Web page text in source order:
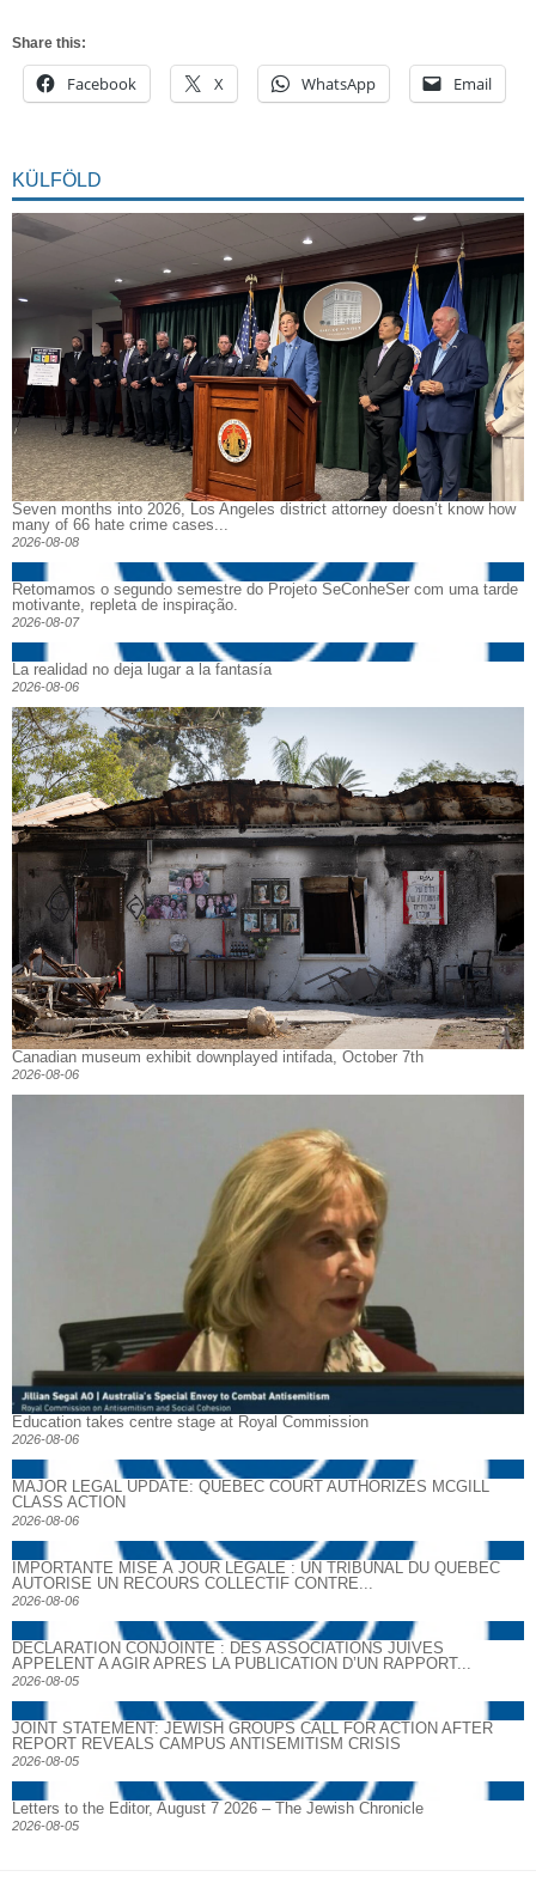
Share this:
Facebook X WhatsApp Email
KÜLFÖLD
Seven months into 2026, Los Angeles district attorney doesn’t know how
many of 66 hate crime cases...
2026-08-08
Retomamos o segundo semestre do Projeto SeConheSer com uma tarde
motivante, repleta de inspiração.
2026-08-07
La realidad no deja lugar a la fantasía
2026-08-06
Canadian museum exhibit downplayed intifada, October 7th
2026-08-06
Education takes centre stage at Royal Commission
2026-08-06
MAJOR LEGAL UPDATE: QUEBEC COURT AUTHORIZES MCGILL
CLASS ACTION
2026-08-06
IMPORTANTE MISE À JOUR LÉGALE : UN TRIBUNAL DU QUÉBEC
AUTORISE UN RECOURS COLLECTIF CONTRE...
2026-08-06
DECLARATION CONJOINTE : DES ASSOCIATIONS JUIVES
APPELENT A AGIR APRES LA PUBLICATION D’UN RAPPORT...
2026-08-05
JOINT STATEMENT: JEWISH GROUPS CALL FOR ACTION AFTER
REPORT REVEALS CAMPUS ANTISEMITISM CRISIS
2026-08-05
Letters to the Editor, August 7 2026 – The Jewish Chronicle
2026-08-05